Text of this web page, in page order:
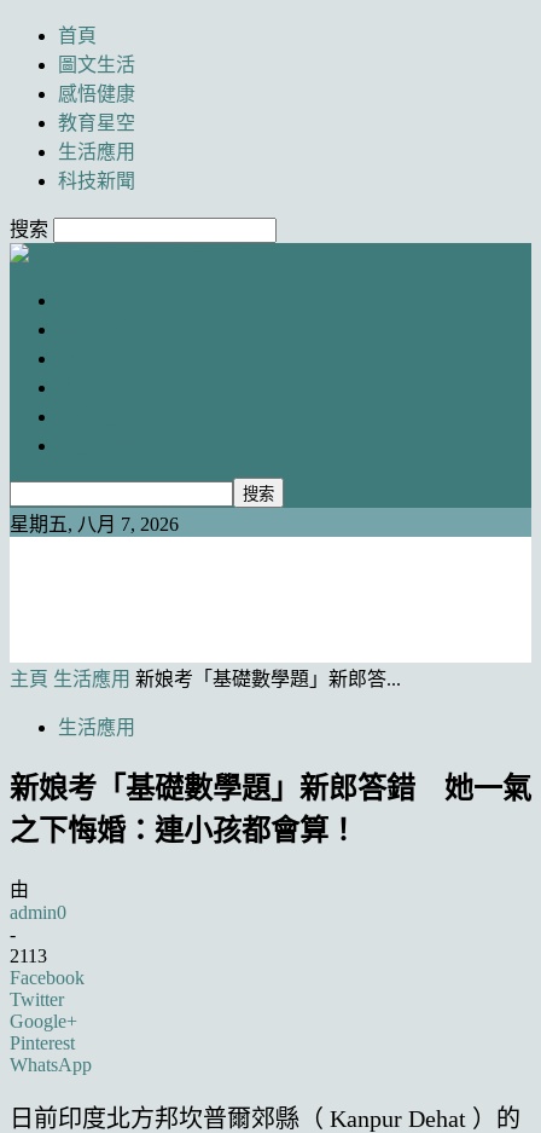
首頁
圖文生活
感悟健康
教育星空
生活應用
科技新聞
搜索
星期五, 八月 7, 2026
主頁 生活應用 新娘考「基礎數學題」新郎答...
生活應用
新娘考「基礎數學題」新郎答錯 她一氣
之下悔婚：連小孩都會算！
由
admin0
-
2113
Facebook
Twitter
Google+
Pinterest
WhatsApp
日前印度北方邦坎普爾郊縣（ Kanpur Dehat ）的